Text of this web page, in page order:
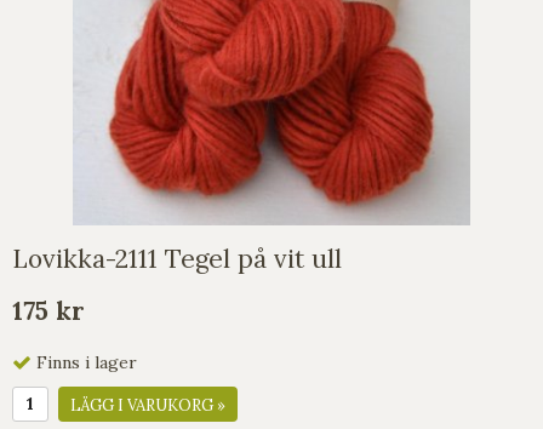
Lovikka-2111 Tegel på vit ull
175 kr
Finns i lager
LÄGG I VARUKORG »